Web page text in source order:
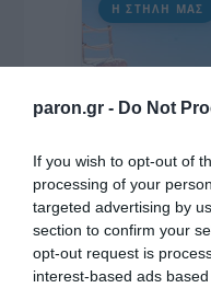
paron.gr - Do Not
If you wish to opt-out of
processing of your
targeted advertising by
section to confirm your
opt-out request is
interest-based ads
Η ΣΤΗΛΗ ΜΑΣ